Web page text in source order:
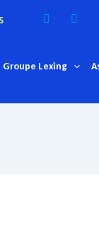
Groupe Lexing